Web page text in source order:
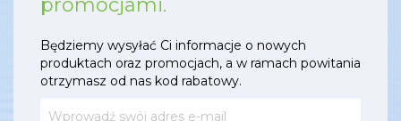
promocjami.
Będziemy wysyłać Ci informacje o nowych
produktach oraz promocjach, a w ramach powitania
otrzymasz od nas kod rabatowy.